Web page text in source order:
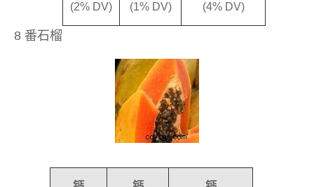
8 番石榴
(2% DV)
(1% DV)
(4% DV)